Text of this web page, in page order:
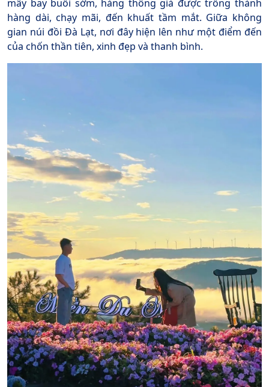
mây bay buổi sớm, hàng thông già được trồng thành
hàng dài, chạy mãi, đến khuất tầm mắt. Giữa không
gian núi đồi Đà Lạt, nơi đây hiện lên như một điểm đến
của chốn thần tiên, xinh đẹp và thanh bình.